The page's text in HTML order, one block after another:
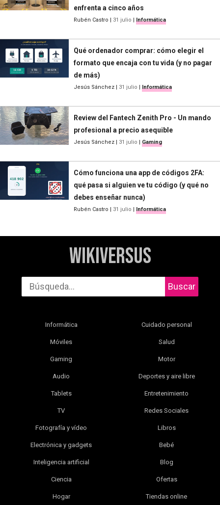
enfrenta a cinco años
Rubén Castro | 31 julio | Informática
Qué ordenador comprar: cómo elegir el
formato que encaja con tu vida (y no pagar
de más)
Jesús Sánchez | 31 julio | Informática
Review del Fantech Zenith Pro - Un mando
profesional a precio asequible
Jesús Sánchez | 31 julio | Gaming
Cómo funciona una app de códigos 2FA:
qué pasa si alguien ve tu código (y qué no
debes enseñar nunca)
Rubén Castro | 31 julio | Informática
WikiVersus
Buscar
Informática
Móviles
Gaming
Audio
Tablets
TV
Fotografía y vídeo
Electrónica y gadgets
Inteligencia artificial
Ciencia
Hogar
Cuidado personal
Salud
Motor
Deportes y aire libre
Entretenimiento
Redes Sociales
Libros
Bebé
Blog
Ofertas
Tiendas online